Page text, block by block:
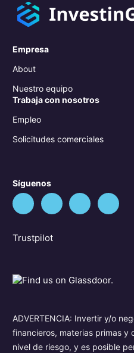
Empresa
About
Nuestro equipo
Trabaja con nosotros
Empleo
Solicitudes comerciales
Síguenos
Trustpilot
ADVERTENCIA: Invertir y/o
financieros, materias primas y
nivel de riesgo, y es posible